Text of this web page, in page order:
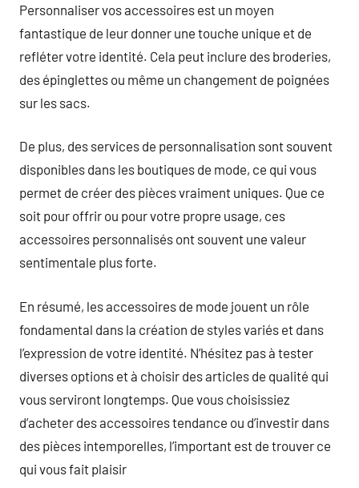
Personnaliser vos accessoires est un moyen
fantastique de leur donner une touche unique et de
refléter votre identité. Cela peut inclure des broderies,
des épinglettes ou même un changement de poignées
sur les sacs.
De plus, des services de personnalisation sont souvent
disponibles dans les boutiques de mode, ce qui vous
permet de créer des pièces vraiment uniques. Que ce
soit pour offrir ou pour votre propre usage, ces
accessoires personnalisés ont souvent une valeur
sentimentale plus forte.
En résumé, les accessoires de mode jouent un rôle
fondamental dans la création de styles variés et dans
l’expression de votre identité. N’hésitez pas à tester
diverses options et à choisir des articles de qualité qui
vous serviront longtemps. Que vous choisissiez
d’acheter des accessoires tendance ou d’investir dans
des pièces intemporelles, l’important est de trouver ce
qui vous fait plaisir